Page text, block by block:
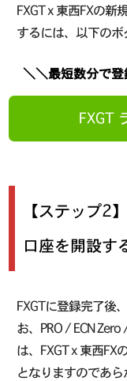
FXGT x 東西FXの
するには、以下のボ
＼＼最短数分で
FXGT
【ステップ2
口座を開設す
FXGTに登録完了後
お、PRO / ECN
は、FXGT x 東西
となりますのであら